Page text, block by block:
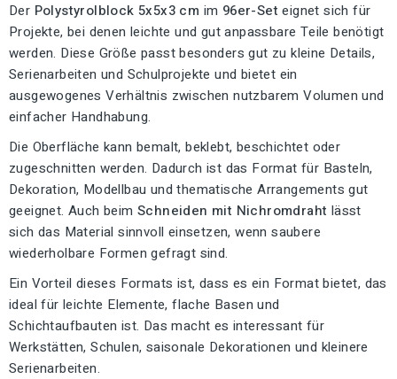
Der Polystyrolblock 5x5x3 cm im 96er-Set eignet sich für
Projekte, bei denen leichte und gut anpassbare Teile benötigt
werden. Diese Größe passt besonders gut zu kleine Details,
Serienarbeiten und Schulprojekte und bietet ein
ausgewogenes Verhältnis zwischen nutzbarem Volumen und
einfacher Handhabung.
Die Oberfläche kann bemalt, beklebt, beschichtet oder
zugeschnitten werden. Dadurch ist das Format für Basteln,
Dekoration, Modellbau und thematische Arrangements gut
geeignet. Auch beimSchneiden mit Nichromdraht lässt
sich das Material sinnvoll einsetzen, wenn saubere
wiederholbare Formen gefragt sind.
Ein Vorteil dieses Formats ist, dass es ein Format bietet, das
ideal für leichte Elemente, flache Basen und
Schichtaufbauten ist. Das macht es interessant für
Werkstätten, Schulen, saisonale Dekorationen und kleinere
Serienarbeiten.